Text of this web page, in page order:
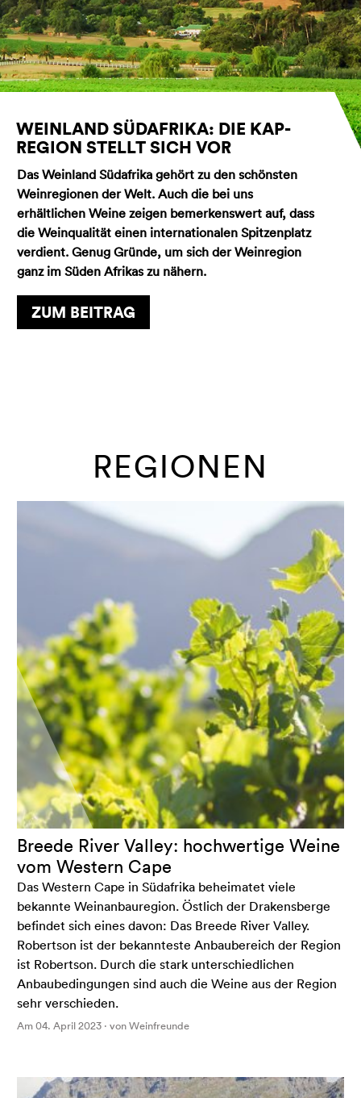
WEINLAND SÜDAFRIKA: DIE KAP-
REGION STELLT SICH VOR
Das Weinland Südafrika gehört zu den schönsten
Weinregionen der Welt. Auch die bei uns
erhältlichen Weine zeigen bemerkenswert auf, dass
die Weinqualität einen internationalen Spitzenplatz
verdient. Genug Gründe, um sich der Weinregion
ganz im Süden Afrikas zu nähern.
ZUM BEITRAG
REGIONEN
Breede River Valley: hochwertige Weine
vom Western Cape
Das Western Cape in Südafrika beheimatet viele
bekannte Weinanbauregion. Östlich der Drakensberge
befindet sich eines davon: Das Breede River Valley.
Robertson ist der bekannteste Anbaubereich der Region
ist Robertson. Durch die stark unterschiedlichen
Anbaubedingungen sind auch die Weine aus der Region
sehr verschieden.
Am 04. April 2023 · von Weinfreunde